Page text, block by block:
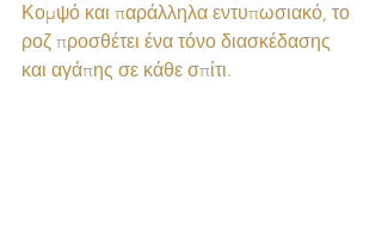
Κομψό και παράλληλα εντυπωσιακό, το
ροζ προσθέτει ένα τόνο διασκέδασης
και αγάπης σε κάθε σπίτι.